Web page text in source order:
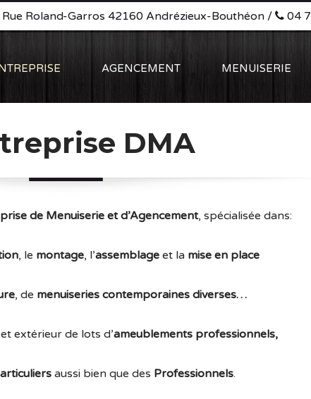
Rue Roland-Garros 42160 Andrézieux-Bouthéon / 04
AGENCEMENT MENUISERIE
DMA
de Menuiserie et d’Agencement, spécialisée dans:
, le montage, l’assemblageet la mise en place
, de menuiseries contemporaines diverses…
extérieur de lots d’ameublements professionnels,
aussi bien que des Professionnels.